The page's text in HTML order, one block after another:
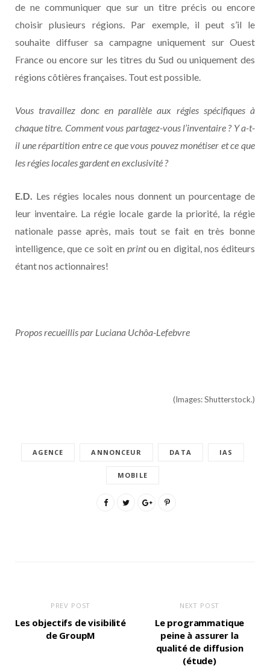
de ne communiquer que sur un titre précis ou encore
choisir plusieurs régions. Par exemple, il peut s’il le
souhaite diffuser sa campagne uniquement sur Ouest
France ou encore sur les titres du Sud ou uniquement des
régions côtières françaises. Tout est possible.
Vous travaillez donc en parallèle aux régies spécifiques à
chaque titre. Comment vous partagez-vous l’inventaire ? Y a-t-
il une répartition entre ce que vous pouvez monétiser et ce que
les régies locales gardent en exclusivité ?
E.D.
Les régies locales nous donnent un pourcentage de
leur inventaire. La régie locale garde la priorité, la régie
nationale passe après, mais tout se fait en très bonne
intelligence, que ce soit en printou en digital, nos éditeurs
étant nos actionnaires!
Propos recueillis par Luciana Uchôa-Lefebvre
(Images: Shutterstock.)
AGENCE ANNONCEUR DATA IAS
MOBILE
PREV POST
Les objectifs de visibilité
de GroupM
NEXT POST
Le programmatique
peine à assurer la
qualité de diffusion
(étude)